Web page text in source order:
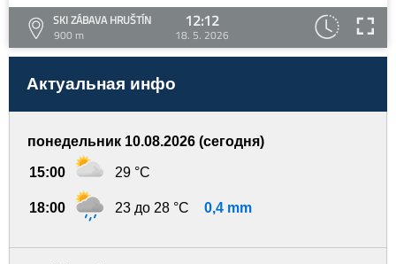
SKI ZÁBAVA HRUŠTÍN
900 m
12:12
18. 5. 2026
Актуальная инфо
понедельник 10.08.2026 (сегодня)
15:00 29 °C
18:00 23 до 28 °C 0,4 mm